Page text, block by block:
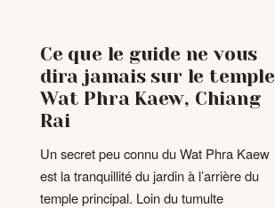
Ce que le guide ne vous
dira jamais sur le temple
Wat Phra Kaew, Chiang
Rai
Un secret peu connu du Wat Phra Kaew
est la tranquillité du jardin à l’arrière du
temple principal. Loin du tumulte